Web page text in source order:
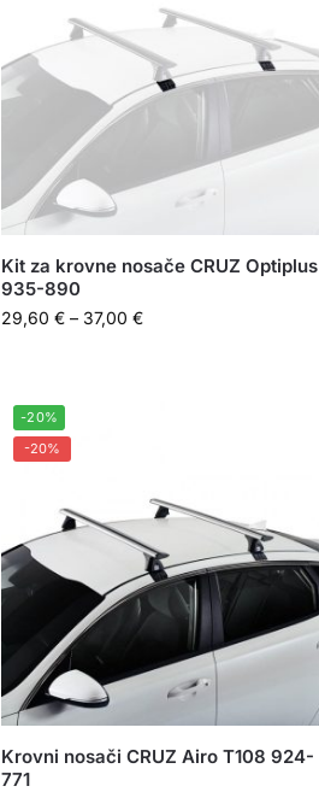
Kit za krovne nosače CRUZ Optiplus
935-890
29,60 € – 37,00 €
-20%
-20%
Krovni nosači CRUZ Airo T108 924-
771